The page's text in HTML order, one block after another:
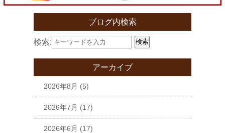
ブログ内検索
検索: 検索
アーカイブ
2026年8月 (5)
2026年7月 (17)
2026年6月 (17)